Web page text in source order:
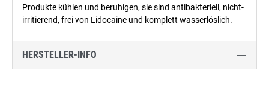
Produkte kühlen und beruhigen, sie sind antibakteriell, nicht-
irritierend, frei von Lidocaine und komplett wasserlöslich.
HERSTELLER-INFO